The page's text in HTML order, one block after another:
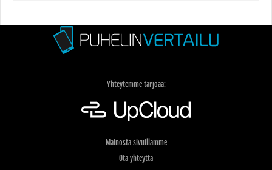
Yhteytemme tarjoaa:
Mainosta sivuillamme
Ota yhteyttä